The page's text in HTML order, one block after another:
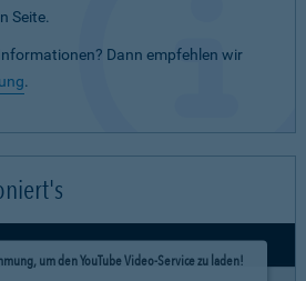
Seite.
Dann empfehlen wir
.
um den YouTube Video-Service zu laden!